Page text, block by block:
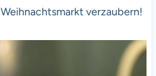
verzaubern!